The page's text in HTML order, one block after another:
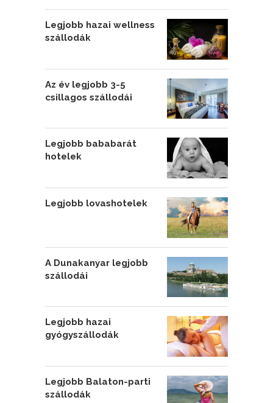
Legjobb hazai wellness
szállodák
Az év legjobb 3-5
csillagos szállodái
Legjobb bababarát
hotelek
Legjobb lovashotelek
A Dunakanyar legjobb
szállodái
Legjobb hazai
gyógyszállodák
Legjobb Balaton-parti
szállodák